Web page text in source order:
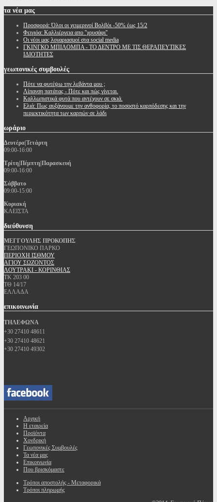
τα νέα μας
Προσφορά: Όλοι οι χειμερινοί Βολβόι -50% έως 15/2
Φειγιόα: Καλλιέργεια απο ''χρυσάφι''
Oι νέοι μας λογαριασμοί στα social media
ΓΚΙΝΓΚΟ ΜΠΙΛΟΜΠΑ - ΤΟ ΔΕΝΤΡΟ ΜΕ ΤΙΣ ΘΕΡΑΠΕΥΤΙΚΕΣ
ΙΔΙΟΤΗΤΕΣ
γεωπονικές συμβουλές
Πότε να φυτέψω την λεβάντα μου ;
Λίπανση πατάτας - Πότε και πώς γίνεται.
Καλλωπιστικά φυτά που αντέχουν σε σκιά.
Ελιά: Πως αυξάνουμε την ανθοφορία, το ποσοστό καρπόδεσης και την
περιεκτικότητα των καρπών σε λάδι
ωράριο
Δευτέρα|Τετάρτη
09:00-16:00
Τρίτη|Πέμπτη|Παρασκευή
09:00-16:00
Σάββατο
09:00-15:00
Κυριακή
ΚΛΕΙΣΤΑ
διεύθυνση
ΜΕΓΓΟΥΛΗΣ ΠΡΟΚΟΠΗΣ
ΓΕΩΠΟΝΙΚΟ ΠΑΡΚΟ
ΠΕΡΙΟΧΗ ΙΣΘΜΟΥ
ΑΓΙΟΥ ΣΩΖΟΝΤΟΣ
ΛΟΥΤΡΑΚΙ - ΚΟΡΙΝΘΙΑΣ
ΤΚ 203 00
ΤΘ 14/17
ΕΛΛΑΔΑ
επικοινωνία
ΤΗΛΕΦΩΝΑ
+30 27410 48611
+30 27410 48621
+30 27410 49302
Αρχική
Η εταιρεία
Προϊόντα
Χονδρική
Γεωπονικές Συμβουλές
Τα νέα μας
Επικοινωνία
Που βρισκόμαστε
Τρόποι αποστολής - Μεταφορικά
Τρόποι πληρωμής